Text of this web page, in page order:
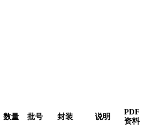
数量 批号 封装 说明
PDF
资料